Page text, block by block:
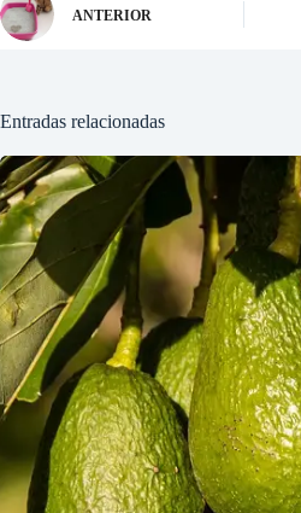
ANTERIOR
Entradas relacionadas